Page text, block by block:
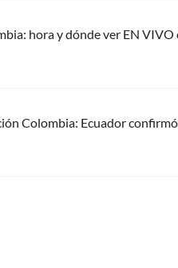
hora y dónde ver EN
Colombia: Ecuador